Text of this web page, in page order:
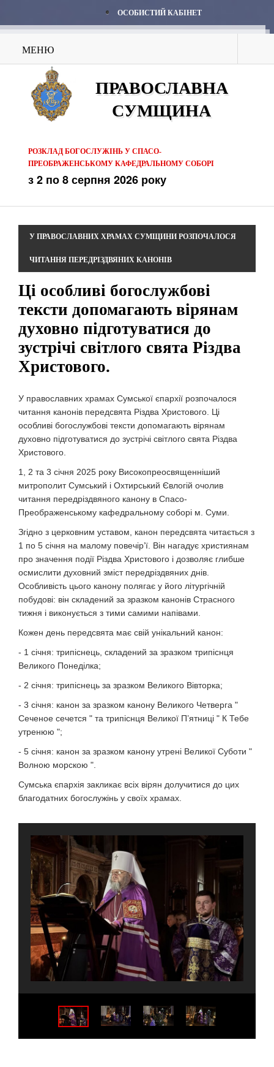
ОСОБИСТИЙ КАБІНЕТ
МЕНЮ
ПРАВОСЛАВНА
СУМЩИНА
РОЗКЛАД БОГОСЛУЖІНЬ У СПАСО-
ПРЕОБРАЖЕНСЬКОМУ КАФЕДРАЛЬНОМУ СОБОРІ
з 2 по 8 серпня 2026 року
У ПРАВОСЛАВНИХ ХРАМАХ СУМЩИНИ РОЗПОЧАЛОСЯ
ЧИТАННЯ ПЕРЕДРІЗДВЯНИХ КАНОНІВ
Ці особливі богослужбові
тексти допомагають вірянам
духовно підготуватися до
зустрічі світлого свята Різдва
Христового.
У православних храмах Сумської єпархії розпочалося
читання канонів передсвята Різдва Христового. Ці
особливі богослужбові тексти допомагають вірянам
духовно підготуватися до зустрічі світлого свята Різдва
Христового.
1, 2 та 3 січня 2025 року Високопреосвященніший
митрополит Сумський і Охтирський Євлогій очолив
читання передріздвяного канону в Спасо-
Преображенському кафедральному соборі м. Суми.
Згідно з церковним уставом, канон передсвята читається з
1 по 5 січня на малому повечір’ї. Він нагадує християнам
про значення події Різдва Христового і дозволяє глибше
осмислити духовний зміст передріздвяних днів.
Особливість цього канону полягає у його літургічній
побудові: він складений за зразком канонів Страсного
тижня і виконується з тими самими напівами.
Кожен день передсвята має свій унікальний канон:
- 1 січня: трипіснець, складений за зразком трипіснця
Великого Понеділка;
- 2 січня: трипіснець за зразком Великого Вівторка;
- 3 січня: канон за зразком канону Великого Четверга "
Сеченое сечется " та трипіснця Великої П’ятниці " К Тебе
утренюю ";
- 5 січня: канон за зразком канону утрені Великої Суботи "
Волною морскою ".
Сумська єпархія закликає всіх вірян долучитися до цих
благодатних богослужінь у своїх храмах.